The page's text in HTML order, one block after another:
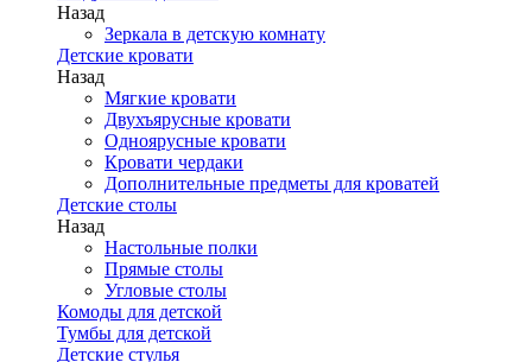
Назад
Зеркала в детскую комнату
Детские кровати
Назад
Мягкие кровати
Двухъярусные кровати
Одноярусные кровати
Кровати чердаки
Дополнительные предметы для кроватей
Детские столы
Назад
Настольные полки
Прямые столы
Угловые столы
Комоды для детской
Тумбы для детской
Детские стулья